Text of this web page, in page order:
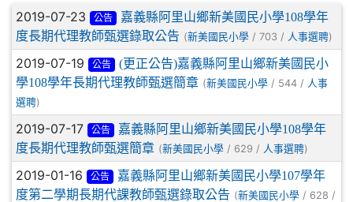
文章列表
2019-07-23 公告
嘉義縣阿里山鄉新美國民小學108學年
度長期代理教師甄選錄取公告 (新美國民小學 / 703 / 人事選聘)
2019-07-19 公告
(更正公告)嘉義縣阿里山鄉新美國民小
學108學年長期代理教師甄選簡章 (新美國民小學 / 544 / 人事
選聘)
2019-07-17 公告
嘉義縣阿里山鄉新美國民小學108學年
度長期代理教師甄選簡章 (新美國民小學 / 629 / 人事選聘)
2019-01-16 公告
嘉義縣阿里山鄉新美國民小學107學年
度第二學期長期代課教師甄選錄取公告 (新美國民小學 / 628 /